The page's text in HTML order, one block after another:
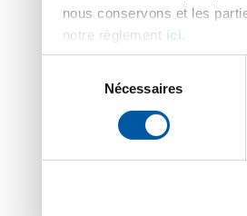
nous conservons et les
notre règlement ici
consentement
Nécessaires
Les
Pour